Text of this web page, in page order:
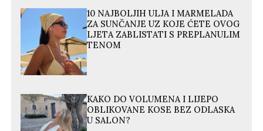
10 NAJBOLJIH ULJA I MARMELADA
ZA SUNČANJE UZ KOJE ĆETE OVOG
LJETA ZABLISTATI S PREPLANULIM
TENOM
KAKO DO VOLUMENA I LIJEPO
OBLIKOVANE KOSE BEZ ODLASKA
U SALON?